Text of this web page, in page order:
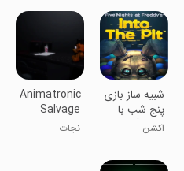
ماینکرفت
شبیه ساز بازی
پنج شب با
فردی(درون
گودال)
اکشن
Animatronic
Salvage
نجات